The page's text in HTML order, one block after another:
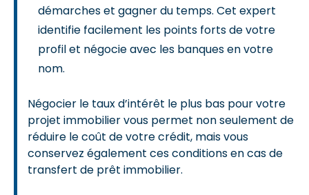
démarches et gagner du temps. Cet expert
identifie facilement les points forts de votre
profil et négocie avec les banques en votre
nom.
Négocier le taux d’intérêt le plus bas pour votre
projet immobilier vous permet non seulement de
réduire le coût de votre crédit, mais vous
conservez également ces conditions en cas de
transfert de prêt immobilier.